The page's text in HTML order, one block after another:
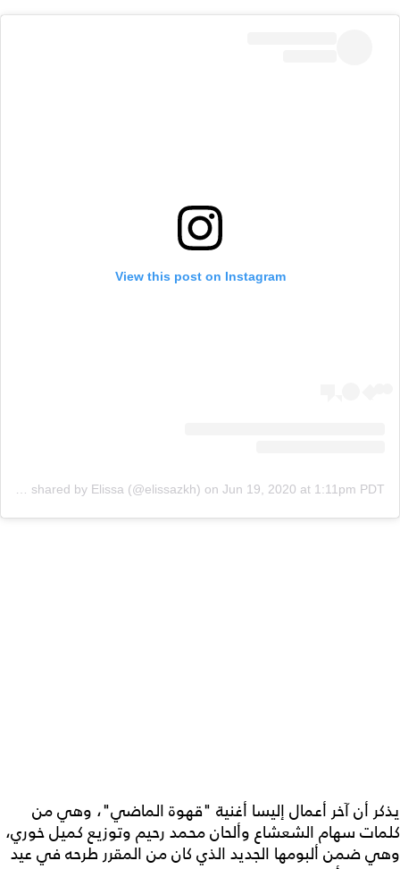
View this post on Instagram
on Jun 19, 2020 at 1:11pm PDT
يذكر أن آخر أعمال إليسا أغنية "قهوة الماضي"، وهي من
كلمات سهام الشعشاع وألحان محمد رحيم وتوزيع كميل خوري،
وهي ضمن ألبومها الجديد الذي كان من المقرر طرحه في عيد